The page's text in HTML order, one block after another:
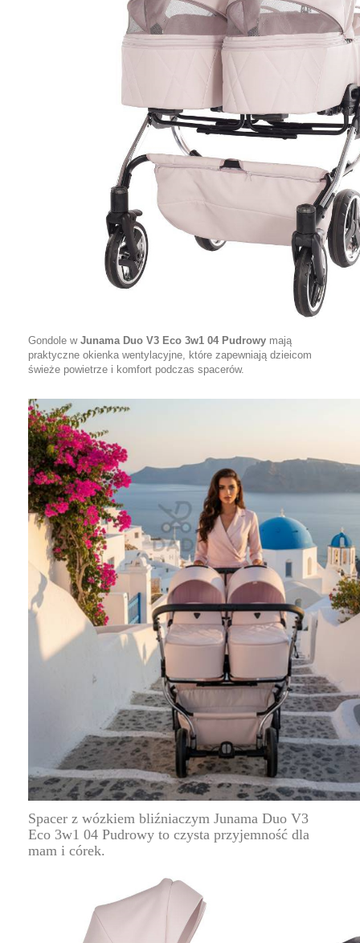
Gondole w Junama Duo V3 Eco 3w1 04 Pudrowy mają
praktyczne okienka wentylacyjne, które zapewniają dzieicom
świeże powietrze i komfort podczas spacerów.
Spacer z wózkiem bliźniaczym Junama Duo V3
Eco 3w1 04 Pudrowy to czysta przyjemność dla
mam i córek.